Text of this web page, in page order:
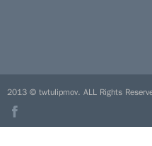
2013 © twtulipmov. ALL Rights